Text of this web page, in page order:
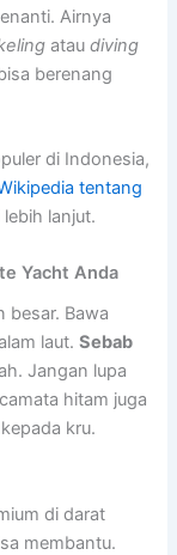
Airnya
ataudiving
berenang
di Indonesia,
tentang
lanjut.
Yacht Anda
besar. Bawa
laut.Sebab
Jangan lupa
hitam juga
kru.
di darat
membantu.